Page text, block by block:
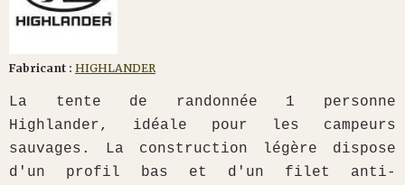
Fabricant : HIGHLANDER
La tente de randonnée 1 personne
Highlander, idéale pour les campeurs
sauvages. La construction légère dispose
d'un profil bas et d'un filet anti-